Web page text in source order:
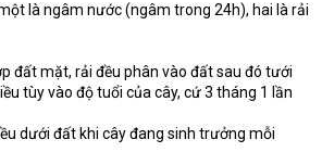
là ngâm nước (ngâm trong 24h), hai là rải
đất mặt, rải đều phân vào đất sau đó tưới
tùy vào độ tuổi của cây, cứ 3 tháng 1 lần
dưới đất khi cây đang sinh trưởng mỗi